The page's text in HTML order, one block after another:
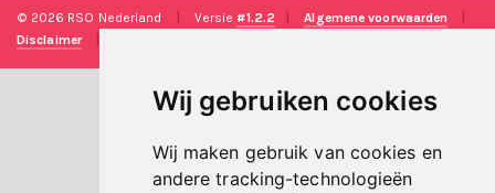
Wij gebruiken cookies
Wij maken gebruik van cookies en
andere tracking-technologieën
© 2026 RSO Nederland Versie#1.2.2 Algemene voorwaarden
Disclaimer